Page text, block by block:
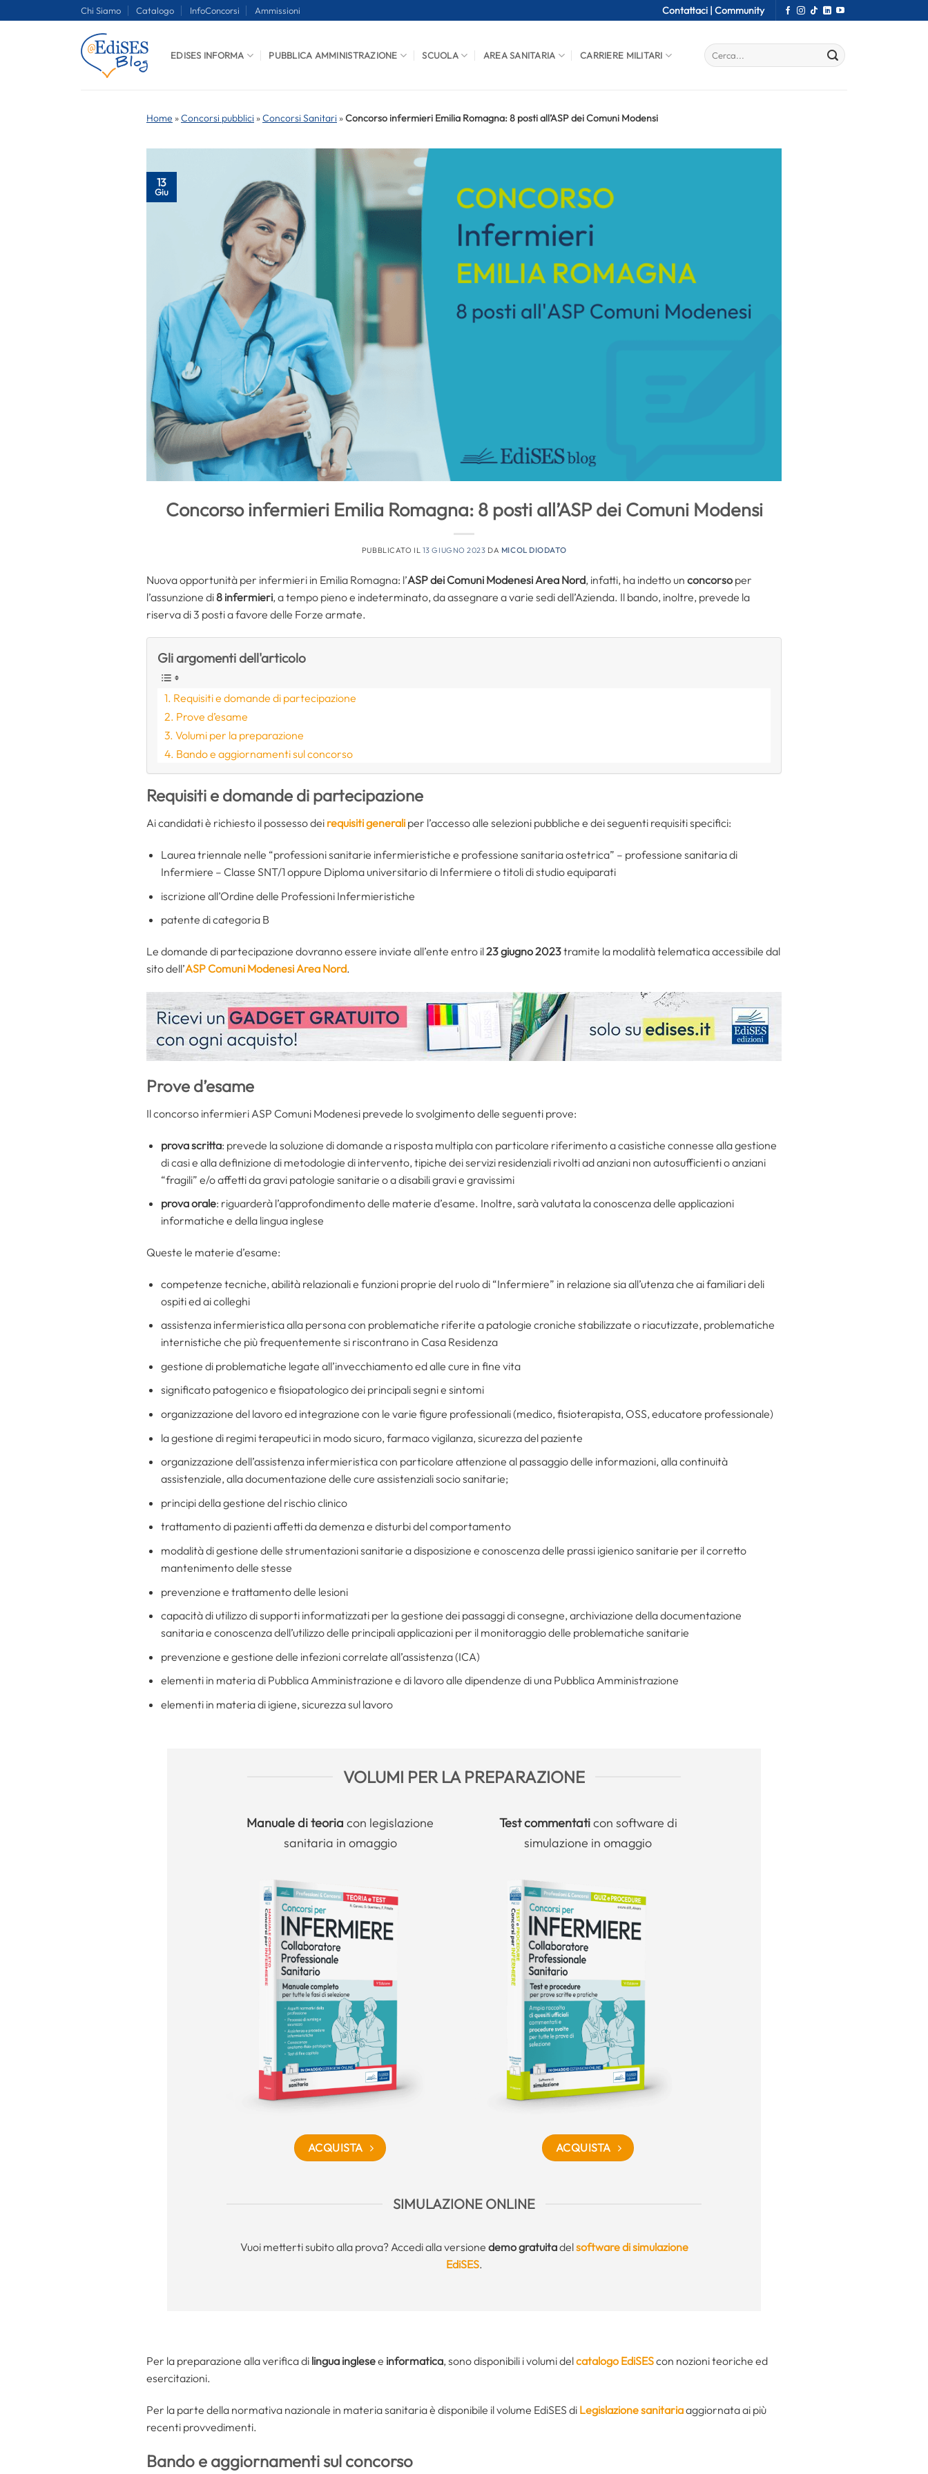
Chi Siamo Catalogo InfoConcorsi Ammissioni Contattaci | Community
EDISES INFORMA PUBBLICA AMMINISTRAZIONE SCUOLA AREA SANITARIA CARRIERE MILITARI
Home »Concorsi pubblici »Concorsi Sanitari »Concorso infermieri Emilia Romagna: 8 posti all’ASP dei Comuni Modensi
13
Giu
Concorso infermieri Emilia Romagna: 8 posti all’ASP dei Comuni Modensi
PUBBLICATO IL 13 GIUGNO 2023 DA MICOL DIODATO
Nuova opportunità per infermieri in Emilia Romagna: l’ASP dei Comuni Modenesi Area Nord, infatti, ha indetto un concorso per
l’assunzione di8 infermieri, a tempo pieno e indeterminato, da assegnare a varie sedi dell’Azienda. Il bando, inoltre, prevede la
riserva di 3 posti a favore delle Forze armate.
Gli argomenti dell'articolo
Requisiti e domande di partecipazione
Prove d’esame
Volumi per la preparazione
Bando e aggiornamenti sul concorso
Requisiti e domande di partecipazione
Ai candidati è richiesto il possesso dei requisiti generali per l’accesso alle selezioni pubbliche e dei seguenti requisiti specifici:
Laurea triennale nelle “professioni sanitarie infermieristiche e professione sanitaria ostetrica” – professione sanitaria di
Infermiere – Classe SNT/1 oppure Diploma universitario di Infermiere o titoli di studio equiparati
iscrizione all’Ordine delle Professioni Infermieristiche
patente di categoria B
Le domande di partecipazione dovranno essere inviate all’ente entro il23 giugno 2023tramite la modalità telematica accessibile dal
sito dell’ASP Comuni Modenesi Area Nord.
Prove d’esame
Il concorso infermieri ASP Comuni Modenesi prevede lo svolgimento delle seguenti prove:
prova scritta: prevede la soluzione di domande a risposta multipla con particolare riferimento a casistiche connesse alla gestione
di casi e alla definizione di metodologie di intervento, tipiche dei servizi residenziali rivolti ad anziani non autosufficienti o anziani
“fragili” e/o affetti da gravi patologie sanitarie o a disabili gravi e gravissimi
prova orale: riguarderà l’approfondimento delle materie d’esame. Inoltre, sarà valutata la conoscenza delle applicazioni
informatiche e della lingua inglese
Queste le materie d’esame:
competenze tecniche, abilità relazionali e funzioni proprie del ruolo di “Infermiere” in relazione sia all’utenza che ai familiari deli
ospiti ed ai colleghi
assistenza infermieristica alla persona con problematiche riferite a patologie croniche stabilizzate o riacutizzate, problematiche
internistiche che più frequentemente si riscontrano in Casa Residenza
gestione di problematiche legate all’invecchiamento ed alle cure in fine vita
significato patogenico e fisiopatologico dei principali segni e sintomi
organizzazione del lavoro ed integrazione con le varie figure professionali (medico, fisioterapista, OSS, educatore professionale)
la gestione di regimi terapeutici in modo sicuro, farmaco vigilanza, sicurezza del paziente
organizzazione dell’assistenza infermieristica con particolare attenzione al passaggio delle informazioni, alla continuità
assistenziale, alla documentazione delle cure assistenziali socio sanitarie;
principi della gestione del rischio clinico
trattamento di pazienti affetti da demenza e disturbi del comportamento
modalità di gestione delle strumentazioni sanitarie a disposizione e conoscenza delle prassi igienico sanitarie per il corretto
mantenimento delle stesse
prevenzione e trattamento delle lesioni
capacità di utilizzo di supporti informatizzati per la gestione dei passaggi di consegne, archiviazione della documentazione
sanitaria e conoscenza dell’utilizzo delle principali applicazioni per il monitoraggio delle problematiche sanitarie
prevenzione e gestione delle infezioni correlate all’assistenza (ICA)
elementi in materia di Pubblica Amministrazione e di lavoro alle dipendenze di una Pubblica Amministrazione
elementi in materia di igiene, sicurezza sul lavoro
VOLUMI PER LA PREPARAZIONE
Manualedi teoria con legislazione
sanitaria in omaggio
ACQUISTA
Test commentaticon software di
simulazione in omaggio
ACQUISTA
SIMULAZIONE ONLINE
Vuoi metterti subito alla prova? Accedi alla versione demo gratuitadelsoftware di simulazione
EdiSES.
Per la preparazione alla verifica di lingua inglesee informatica, sono disponibili i volumi delcatalogo EdiSEScon nozioni teoriche ed
esercitazioni.
Per la parte della normativa nazionale in materia sanitaria è disponibile il volume EdiSES di Legislazione sanitariaaggiornata ai più
recenti provvedimenti.
Bando e aggiornamenti sul concorso